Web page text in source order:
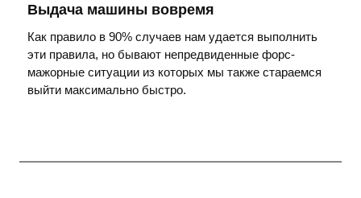
Выдача машины вовремя
Как правило в 90% случаев нам удается выполнить
эти правила, но бывают непредвиденные форс-
мажорные ситуации из которых мы также стараемся
выйти максимально быстро.